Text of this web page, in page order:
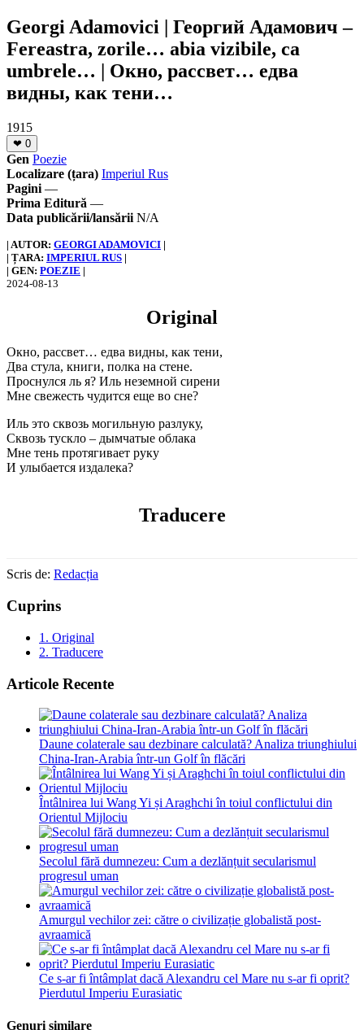
Georgi Adamovici | Георгий Адамович –
Fereastra, zorile… abia vizibile, ca
umbrele… | Окно, рассвет… едва
видны, как тени…
1915
❤ 0
Gen Poezie
Localizare (țara) Imperiul Rus
Pagini —
Prima Editură —
Data publicării/lansării N/A
| AUTOR: GEORGI ADAMOVICI |
| ȚARA: IMPERIUL RUS |
| GEN: POEZIE |
2024-08-13
Original
Окно, рассвет… едва видны, как тени,
Два стула, книги, полка на стене.
Проснулся ль я? Иль неземной сирени
Мне свежесть чудится еще во сне?
Иль это сквозь могильную разлуку,
Сквозь тускло – дымчатые облака
Мне тень протягивает руку
И улыбается издалека?
Traducere
Scris de: Redacția
Cuprins
1. Original
2. Traducere
Articole Recente
Daune colaterale sau dezbinare calculată? Analiza triunghiului
China-Iran-Arabia într-un Golf în flăcări
Întâlnirea lui Wang Yi și Araghchi în toiul conflictului din
Orientul Mijlociu
Secolul fără dumnezeu: Cum a dezlănțuit secularismul
progresul uman
Amurgul vechilor zei: către o civilizație globalistă post-
avraamică
Ce s-ar fi întâmplat dacă Alexandru cel Mare nu s-ar fi oprit?
Pierdutul Imperiu Eurasiatic
Genuri similare